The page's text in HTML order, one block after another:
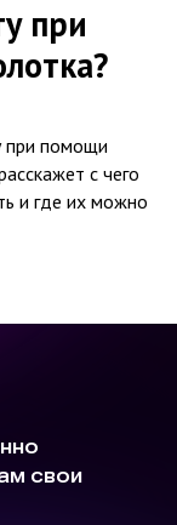
при
при помощи
с чего
и где их можно